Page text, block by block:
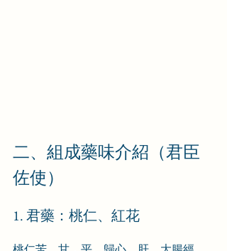
二、組成藥味介紹（君臣
佐使）
1. 君藥：桃仁、紅花